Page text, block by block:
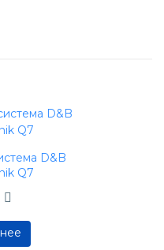
D&B
Q7